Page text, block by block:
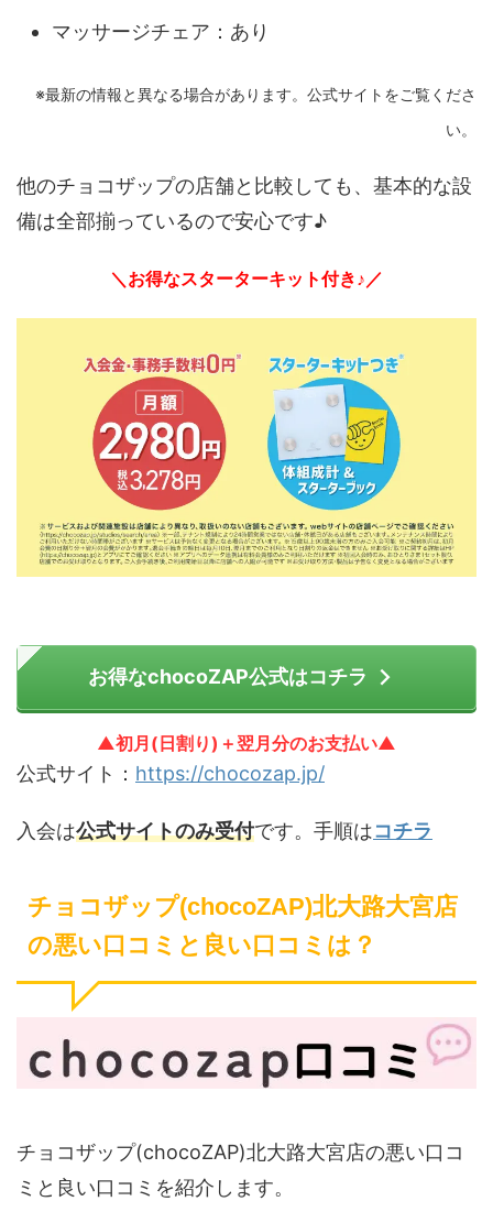
マッサージチェア：あり
※最新の情報と異なる場合があります。公式サイトをご覧くださ
い。
他のチョコザップの店舗と比較しても、基本的な設
備は全部揃っているので安心です♪
＼お得なスターターキット付き♪／
お得なchocoZAP公式はコチラ
▲初月(日割り)＋翌月分のお支払い▲
公式サイト： https://chocozap.jp/
入会は公式サイトのみ受付です。手順はコチラ
チョコザップ(chocoZAP)北大路大宮店
の悪い口コミと良い口コミは？
チョコザップ(chocoZAP)北大路大宮店の悪い口コ
ミと良い口コミを紹介します。